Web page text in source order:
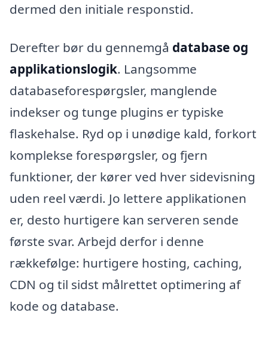
dermed den initiale responstid.
Derefter bør du gennemgå database og
applikationslogik. Langsomme
databaseforespørgsler, manglende
indekser og tunge plugins er typiske
flaskehalse. Ryd op i unødige kald, forkort
komplekse forespørgsler, og fjern
funktioner, der kører ved hver sidevisning
uden reel værdi. Jo lettere applikationen
er, desto hurtigere kan serveren sende
første svar. Arbejd derfor i denne
rækkefølge: hurtigere hosting, caching,
CDN og til sidst målrettet optimering af
kode og database.